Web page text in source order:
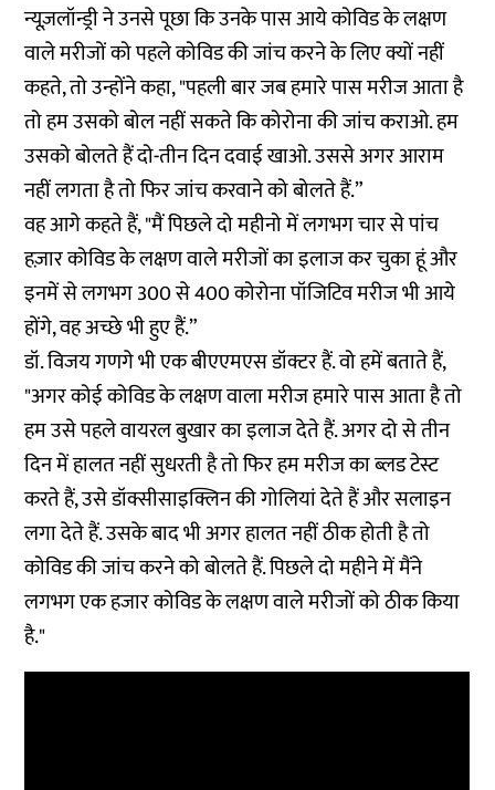
न्यूज़लॉन्ड्री ने उनसे पूछा कि उनके पास आये कोविड के लक्षण
वाले मरीजों को पहले कोविड की जांच करने के लिए क्यों नहीं
कहते, तो उन्होंने कहा, "पहली बार जब हमारे पास मरीज आता है
तो हम उसको बोल नहीं सकते कि कोरोना की जांच कराओ. हम
उसको बोलते हैं दो-तीन दिन दवाई खाओ. उससे अगर आराम
नहीं लगता है तो फिर जांच करवाने को बोलते हैं.”
वह आगे कहते हैं, "मैं पिछले दो महीनो में लगभग चार से पांच
हज़ार कोविड के लक्षण वाले मरीजों का इलाज कर चुका हूं और
इनमें से लगभग 300 से 400 कोरोना पॉजिटिव मरीज भी आये
होंगे, वह अच्छे भी हुए हैं.”
डॉ. विजय गणगे भी एक बीएएमएस डॉक्टर हैं. वो हमें बताते हैं,
"अगर कोई कोविड के लक्षण वाला मरीज हमारे पास आता है तो
हम उसे पहले वायरल बुखार का इलाज देते हैं. अगर दो से तीन
दिन में हालत नहीं सुधरती है तो फिर हम मरीज का ब्लड टेस्ट
करते हैं, उसे डॉक्सीसाइक्लिन की गोलियां देते हैं और सलाइन
लगा देते हैं. उसके बाद भी अगर हालत नहीं ठीक होती है तो
कोविड की जांच करने को बोलते हैं. पिछले दो महीने में मैंने
लगभग एक हजार कोविड के लक्षण वाले मरीजों को ठीक किया
है."